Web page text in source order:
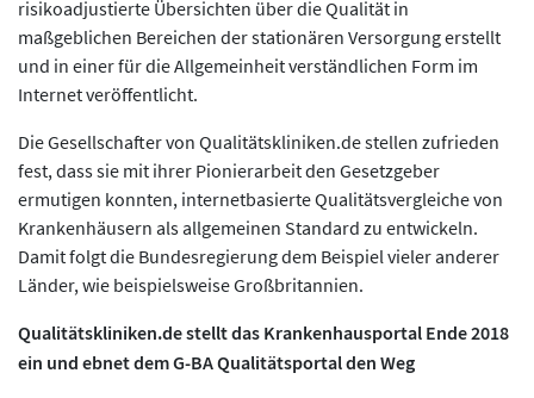
risikoadjustierte Übersichten über die Qualität in
maßgeblichen Bereichen der stationären Versorgung erstellt
und in einer für die Allgemeinheit verständlichen Form im
Internet veröffentlicht.
Die Gesellschafter von Qualitätskliniken.de stellen zufrieden
fest, dass sie mit ihrer Pionierarbeit den Gesetzgeber
ermutigen konnten, internetbasierte Qualitätsvergleiche von
Krankenhäusern als allgemeinen Standard zu entwickeln.
Damit folgt die Bundesregierung dem Beispiel vieler anderer
Länder, wie beispielsweise Großbritannien.
Qualitätskliniken.de stellt das Krankenhausportal Ende 2018
ein und ebnet dem G-BA Qualitätsportal den Weg